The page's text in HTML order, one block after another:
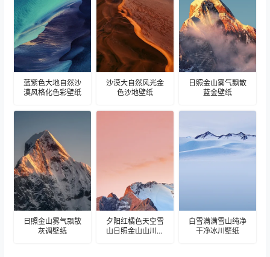
蓝紫色大地自然沙
漠风格化色彩壁纸
沙漠大自然风光金
色沙地壁纸
日照金山雾气飘散
蓝金壁纸
日照金山雾气飘散
灰调壁纸
夕阳红橘色天空雪
山日照金山山川壁
白雪满满雪山纯净
干净冰川壁纸